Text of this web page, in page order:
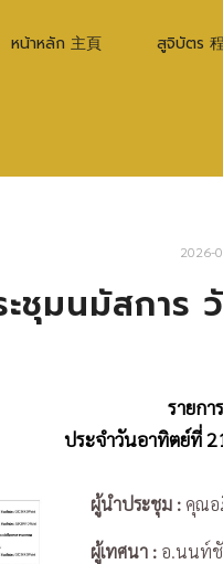
หน้าหลัก 主頁 สูจิบัตร
2026-
ชุมนมัสการ
รายก
ประจำวันอาทิตย์ที่
ผู้นำประชุม : คุ
ผู้เทศนา : อ.นน